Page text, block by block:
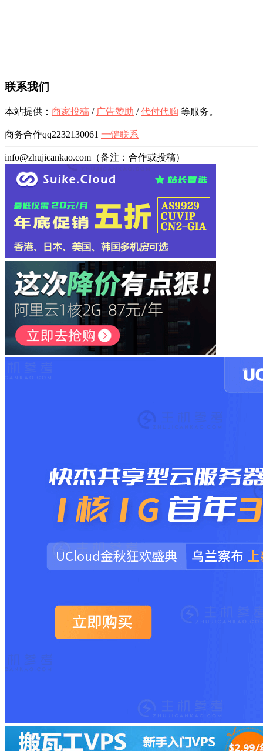
联系我们
本站提供： 商家投稿 / 广告赞助 /代付代购 等服务。
商务合作qq2232130061 一键联系
info@zhujicankao.com（备注：合作或投稿）